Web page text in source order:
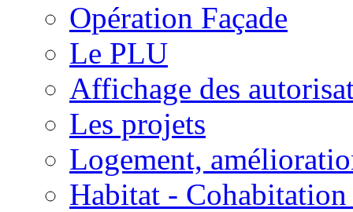
Opération Façade
Le PLU
Affichage des
Les projets
Logement,
Habitat -